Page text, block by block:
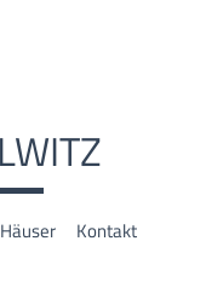
Häuser Kontakt